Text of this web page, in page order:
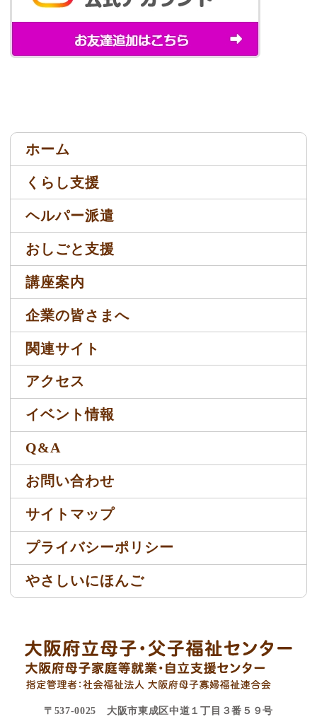
ホーム
くらし支援
ヘルパー派遣
おしごと支援
講座案内
企業の皆さまへ
関連サイト
アクセス
イベント情報
Q&A
お問い合わせ
サイトマップ
プライバシーポリシー
やさしいにほんご
〒537-0025 大阪市東成区中道１丁目３番５９号